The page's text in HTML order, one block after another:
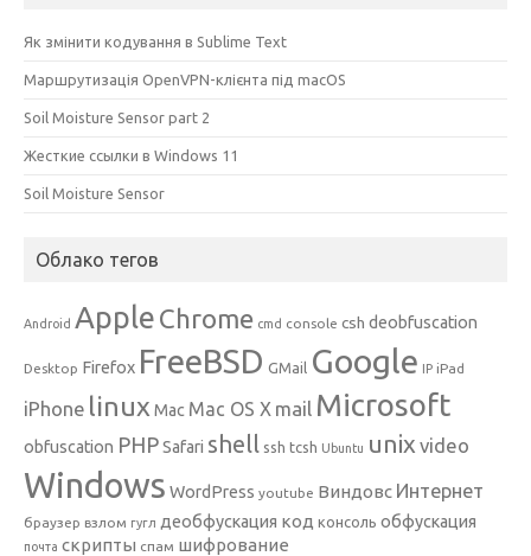
Як змінити кодування в Sublime Text
Маршрутизація OpenVPN-клієнта під macOS
Soil Moisture Sensor part 2
Жесткие ссылки в Windows 11
Soil Moisture Sensor
Облако тегов
Android Apple Chrome cmd console csh deobfuscation
Desktop Firefox FreeBSD GMail Google IP iPad
iPhone linux Mac Mac OS X mail Microsoft
obfuscation PHPSafari shell ssh tcsh Ubuntu unix video
Windows WordPress youtube Виндовс Интернет
браузер взлом гугл деобфускация код консоль обфускация
почта скрипты спам шифрование